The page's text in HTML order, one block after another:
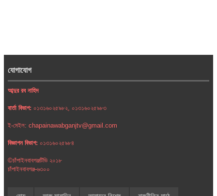
যোগাযোগ
আব্দুর রব নাহিদ
বার্তা বিভাগ: ০১৩১৬০২৫৯৮২, ০১৩১৬০২৫৯৮৩
ই-মেইল: chapainawabganjtv@gmail.com
বিজ্ঞাপন বিভাগ: ০১৩১৬০২৫৯৮৪
©চাঁপাইনবাবগঞ্জটিভি ২০১৮
চাঁপাইনবাবগঞ্জ-৬৩০০